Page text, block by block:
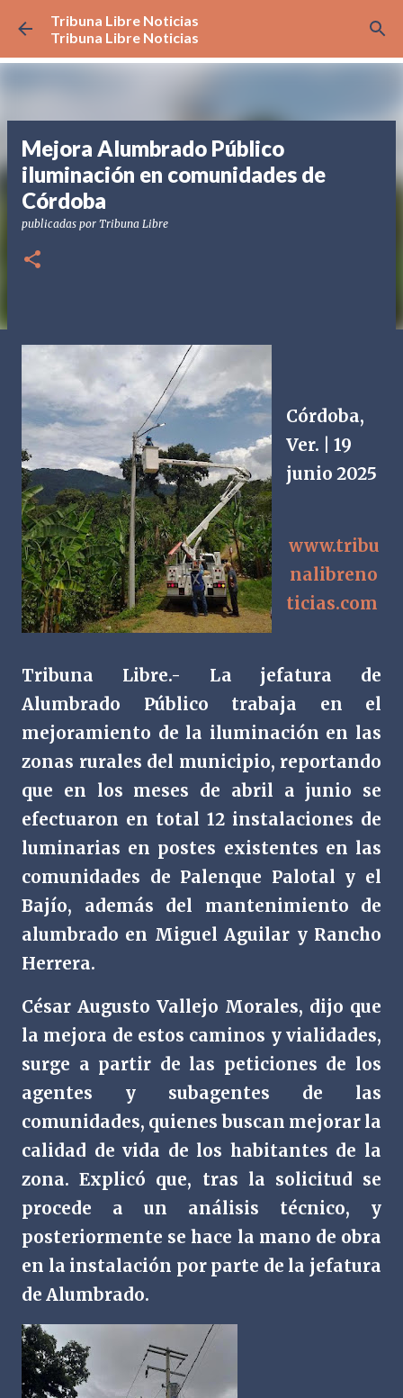
Ir al contenido principal
Tribuna Libre Noticias
Tribuna Libre Noticias
Mejora Alumbrado Público
iluminación en comunidades de
Córdoba
publicadas por Tribuna Libre
Córdoba,
Ver. | 19
junio 2025
www.tribu
nalibreno
ticias.com
Tribuna Libre.- La jefatura de
Alumbrado Público trabaja en el
mejoramiento de la iluminación en las
zonas rurales del municipio, reportando
que en los meses de abril a junio se
efectuaron en total 12 instalaciones de
luminarias en postes existentes en las
comunidades de Palenque Palotal y el
Bajío, además del mantenimiento de
alumbrado en Miguel Aguilar y Rancho
Herrera.
César Augusto Vallejo Morales, dijo que
la mejora de estos caminos y vialidades,
surge a partir de las peticiones de los
agentes y subagentes de las
comunidades, quienes buscan mejorar la
calidad de vida de los habitantes de la
zona. Explicó que, tras la solicitud se
procede a un análisis técnico, y
posteriormente se hace la mano de obra
en la instalación por parte de la jefatura
de Alumbrado.